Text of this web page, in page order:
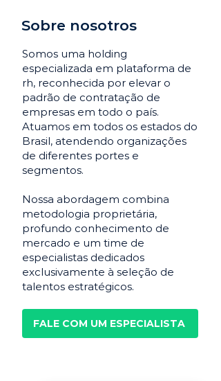
Sobre nosotros
Somos uma holding
especializada em plataforma de
rh, reconhecida por elevar o
padrão de contratação de
empresas em todo o país.
Atuamos em todos os estados do
Brasil, atendendo organizações
de diferentes portes e
segmentos.
Nossa abordagem combina
metodologia proprietária,
profundo conhecimento de
mercado e um time de
especialistas dedicados
exclusivamente à seleção de
talentos estratégicos.
FALE COM UM ESPECIALISTA